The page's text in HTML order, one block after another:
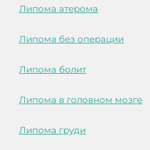
Липома атерома
Липома без операции
Липома болит
Липома в головном мозге
Липома груди